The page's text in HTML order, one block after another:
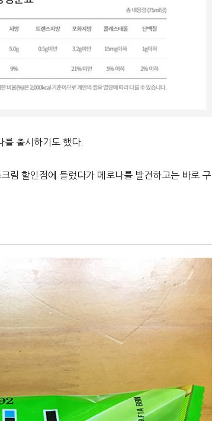
출시하기도 했다.
림 할인점에 들렀다가 메로나를 발견하고는 바로 구